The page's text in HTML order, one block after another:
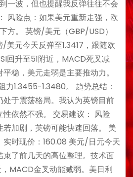
一波，但也提醒我反弹往往不会
风险点：如果美元重新走强，欧
方。 英镑/美元（GBP/USD）
/美元今天反弹至1.3417，跟随欧
回升至51附近，MACD死叉减
稳，美元走弱是主要推动力。
力1.3455-1.3480。 趋势总结：
于震荡格局。我认为英镑目前
依然不强。 交易建议： 风险
加剧，英镑可能快速回落。 美
时现价：160.08 美元/日元今天
束了前几天的高位整理。技术面
MACD金叉动能减弱。美日利